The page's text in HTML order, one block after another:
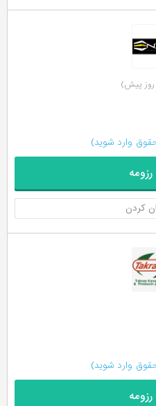
وارد شوید)
کردن
وارد شوید)